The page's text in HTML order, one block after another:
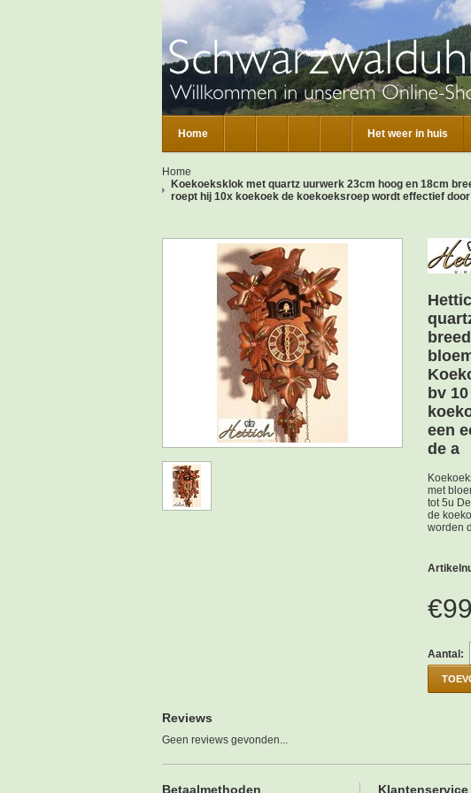
Home Het weer in huis
Home
Koekoeksklok met quartz uurwerk 23cm hoog en 18cm
roept hij 10x koekoek de koekoeksroep wordt effectief
bv
een
de a
met
tot 5u
de
worden
Aantal:
Reviews
Geen reviews gevonden...
Betaalmethoden Klantenservice